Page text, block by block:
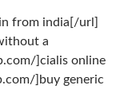
from india[/url]
a
]cialis online
]buy generic